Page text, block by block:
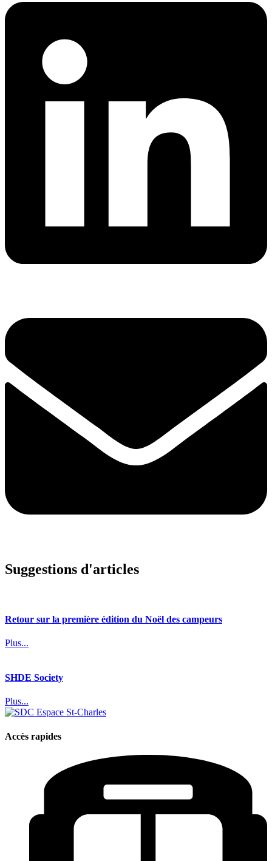
Suggestions d'articles
Retour sur la première édition du Noël des campeurs
Plus...
SHDE Society
Plus...
Accès rapides